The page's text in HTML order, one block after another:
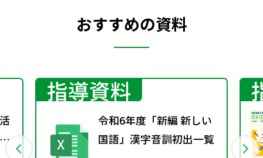
おすすめの資料
指導資料
令和6年度「新編 新しい
国語」漢字音訓初出一覧